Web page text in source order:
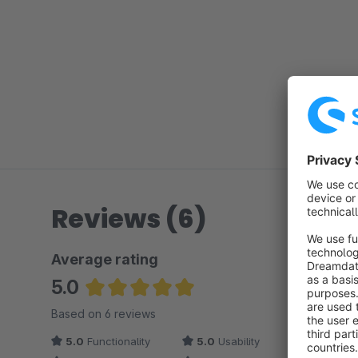
Reviews (6)
Average rating
5.0
Average rating of 5 out of 5 stars
Based on 6 reviews
5.0 Functionality 5.0 Usability